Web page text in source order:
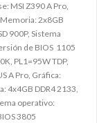
MSI Z390 A Pro,
2x8GB
900P, Sistema
de BIOS 1105
PL1=95W TDP,
A Pro, Gráfica:
4x4GB DDR4 2133,
operativo:
3805